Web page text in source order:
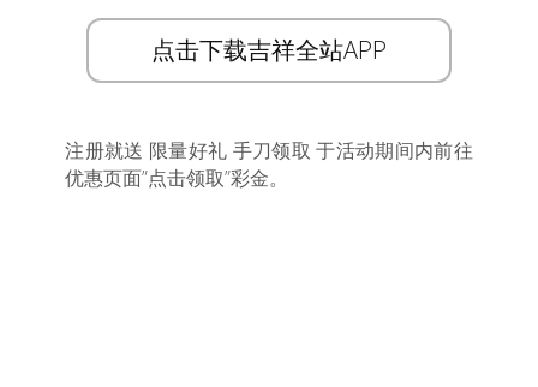
点击下载吉祥全站APP
注册就送 限量好礼 手刀领取 于活动期间内前往
优惠页面”点击领取”彩金。